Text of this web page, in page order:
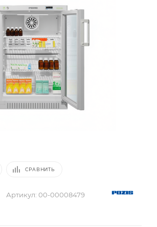
СРАВНИТЬ
Артикул: 00-00008479